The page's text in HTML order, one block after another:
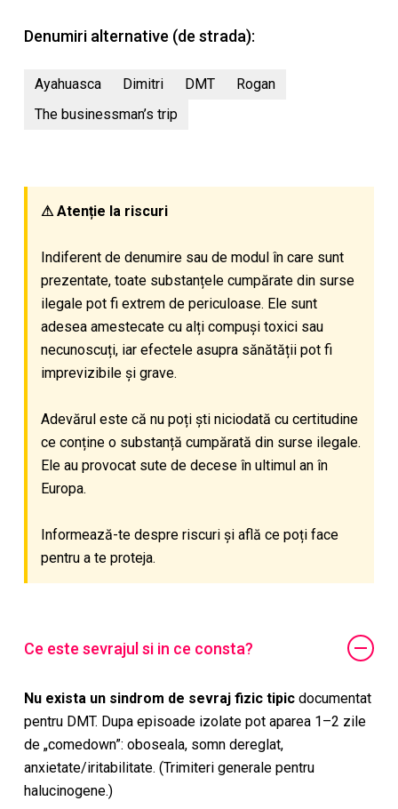
Denumiri alternative (de strada):
Ayahuasca Dimitri DMT
Rogan
The businessman’s trip
⚠ Atenție la riscuri
Indiferent de denumire sau de modul în care sunt
prezentate, toate substanțele cumpărate din surse
ilegale pot fi extrem de periculoase. Ele sunt
adesea amestecate cu alți compuși toxici sau
necunoscuți, iar efectele asupra sănătății pot fi
imprevizibile și grave.
Adevărul este că nu poți ști niciodată cu certitudine
ce conține o substanță cumpărată din surse ilegale.
Ele au provocat sute de decese în ultimul an în
Europa.
Informează-te despre riscuri și află ce poți face
pentru a te proteja.
Ce este sevrajul si in ce consta?
Nu exista un sindrom de sevraj fizic tipicdocumentat
pentru DMT. Dupa episoade izolate pot aparea 1–2 zile
de „comedown”: oboseala, somn dereglat,
anxietate/iritabilitate. (Trimiteri generale pentru
halucinogene.)